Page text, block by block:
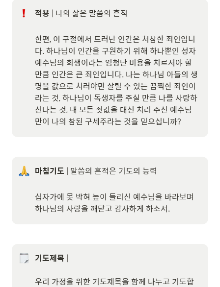
적용 | 나의 삶은 말씀의 흔적
한편, 이 구절에서 드러난 인간은 처참한 죄인입니
다. 하나님이 인간을 구원하기 위해 하나뿐인 성자
예수님의 희생이라는 엄청난 비용을 치르셔야 할
만큼 인간은 큰 죄인입니다. 나는 하나님 아들의 생
명을 값으로 치러야만 살릴 수 있는 끔찍한 죄인이
라는 것, 하나님이 독생자를 주실 만큼 나를 사랑하
신다는 것, 내 모든 죗값을 대신 치러 주신 예수님
만이 나의 참된 구세주라는 것을 믿으십니까?
마침기도 | 말씀의 흔적은 기도의 능력
십자가에 못 박혀 높이 들리신 예수님을 바라보며
하나님의 사랑을 깨닫고 감사하게 하소서.
기도제목 |
우리 가정을 위한 기도제목을 함께 나누고 기도합